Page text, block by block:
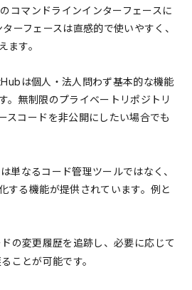
コマンドラインインターフェースに
ーフェースは直感的で使いやすく、
ます。
は個人・法人問わず基本的な機能
。無制限のプライベートリポジトリ
スコードを非公開にしたい場合でも
単なるコード管理ツールではなく、
する機能が提供されています。例と
の変更履歴を追跡し、必要に応じて
ことが可能です。